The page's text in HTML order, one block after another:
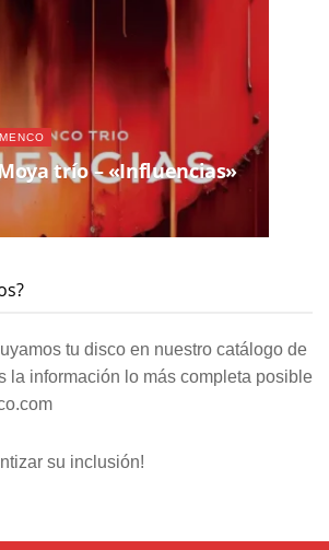
trío – «Influencias»
tu disco en nuestro catálogo de
la información lo más completa posible
su inclusión!